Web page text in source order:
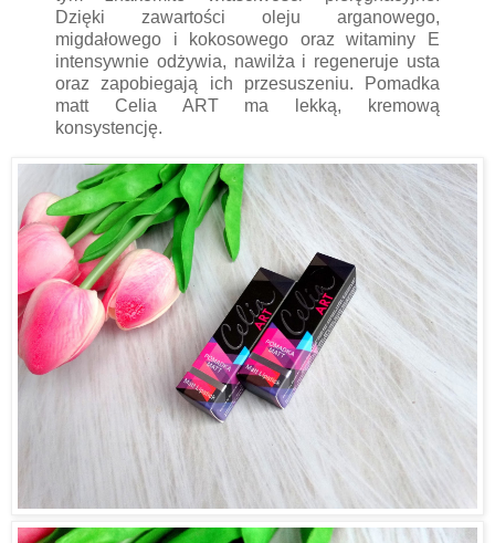
Dzięki zawartości oleju arganowego,
migdałowego i kokosowego oraz witaminy E
intensywnie odżywia, nawilża i regeneruje usta
oraz zapobiegają ich przesuszeniu. Pomadka
matt Celia ART ma lekką, kremową
konsystencję.